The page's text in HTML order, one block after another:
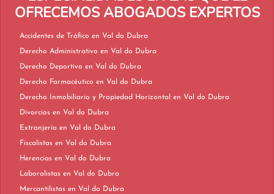
OFRECEMOS ABOGADOS EXPERTOS
Accidentes de Tráfico en Val do Dubra
Derecho Administrativo en Val do Dubra
Derecho Deportivo en Val do Dubra
Derecho Farmacéutico en Val do Dubra
Derecho Inmobiliario y Propiedad Horizontal en Val do Dubra
Divorcios en Val do Dubra
Extranjería en Val do Dubra
Fiscalistas en Val do Dubra
Herencias en Val do Dubra
Laboralistas en Val do Dubra
Mercantilistas en Val do Dubra